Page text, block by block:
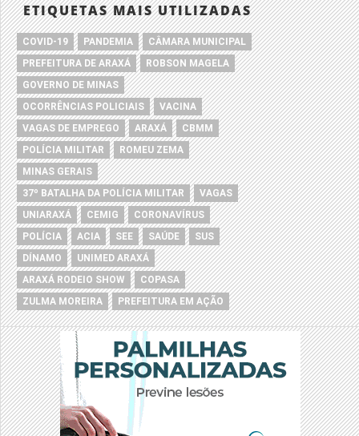
ETIQUETAS MAIS UTILIZADAS
COVID-19 PANDEMIA
CÂMARA MUNICIPAL
PREFEITURA DE ARAXÁ
ROBSON MAGELA
GOVERNO DE MINAS
OCORRÊNCIAS POLICIAIS
VACINA
VAGAS DE EMPREGO
ARAXÁ
CBMM
POLÍCIA MILITAR
ROMEU ZEMA
MINAS GERAIS
37º BATALHA DA POLÍCIA MILITAR
VAGAS
UNIARAXÁ
CEMIG
CORONAVÍRUS
POLÍCIA
ACIA SEE SAÚDE
SUS
DÍNAMO
UNIMED ARAXÁ
ARAXÁ RODEIO SHOW
COPASA
ZULMA MOREIRA
PREFEITURA EM AÇÃO